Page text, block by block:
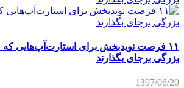
۱۱ فرصت نویدبخش برای استارت‌آپ‌هایی که
بزرگی برجای بگذارند
1397/06/20